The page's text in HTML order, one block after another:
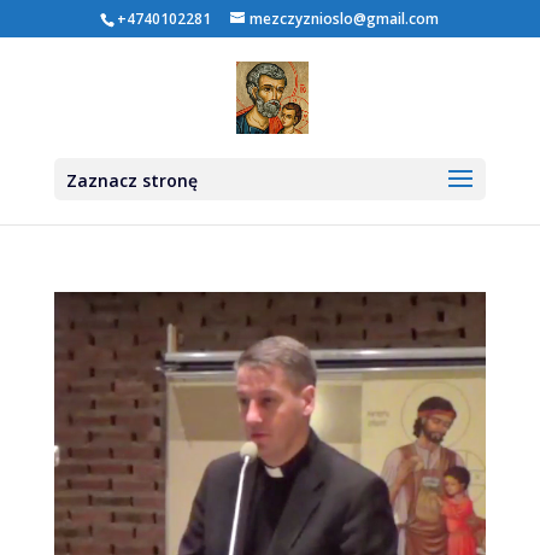
+4740102281 mezczyznioslo@gmail.com
Zaznacz stronę